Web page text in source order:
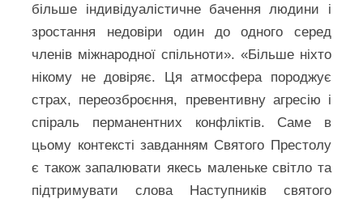
більше індивідуалістичне бачення людини і
зростання недовіри один до одного серед
членів міжнародної спільноти». «Більше ніхто
нікому не довіряє. Ця атмосфера породжує
страх, переозброєння, превентивну агресію і
спіраль перманентних конфліктів. Саме в
цьому контексті завданням Святого Престолу
є також запалювати якесь маленьке світло та
підтримувати слова Наступників святого